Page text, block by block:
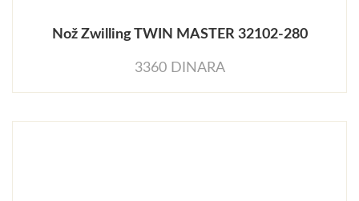
Nož Zwilling TWIN MASTER 32102-280
3360 DINARA